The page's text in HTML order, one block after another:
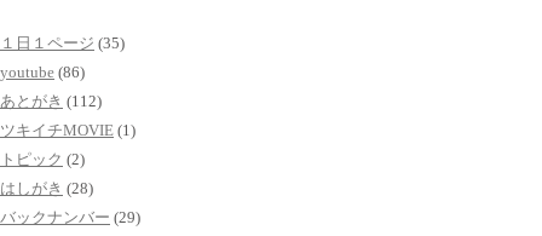
１日１ページ (35)
youtube (86)
あとがき (112)
ツキイチMOVIE (1)
トピック (2)
はしがき (28)
バックナンバー (29)